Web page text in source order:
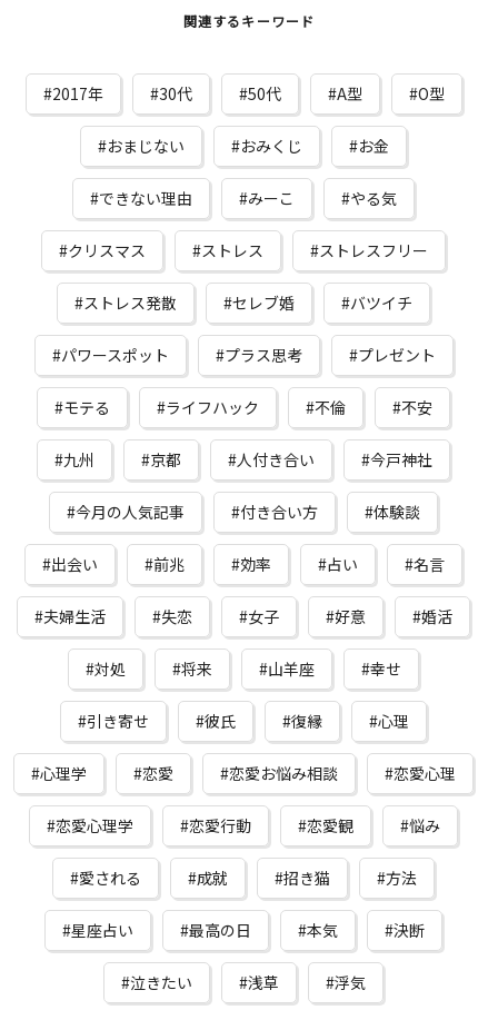
関連するキーワード
2017年 30代 50代 A型 O型
おまじない おみくじ お金
できない理由 みーこ やる気
クリスマス ストレス ストレスフリー
ストレス発散 セレブ婚 バツイチ
パワースポット プラス思考 プレゼント
モテる ライフハック 不倫 不安
九州 京都 人付き合い 今戸神社
今月の人気記事 付き合い方 体験談
出会い 前兆 効率 占い 名言
夫婦生活 失恋 女子 好意 婚活
対処 将来 山羊座 幸せ
引き寄せ 彼氏 復縁 心理
心理学 恋愛 恋愛お悩み相談 恋愛心理
恋愛心理学 恋愛行動 恋愛観 悩み
愛される 成就 招き猫 方法
星座占い 最高の日 本気 決断
泣きたい 浅草 浮気